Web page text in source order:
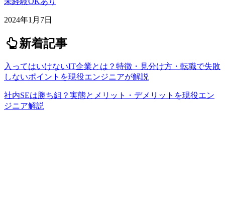
2024年1月7日
新着記事
入ってはいけないIT企業とは？特徴・見分け方・転職で失敗
しないポイントを現役エンジニアが解説
社内SEは勝ち組？実態とメリット・デメリットを現役エン
ジニア解説